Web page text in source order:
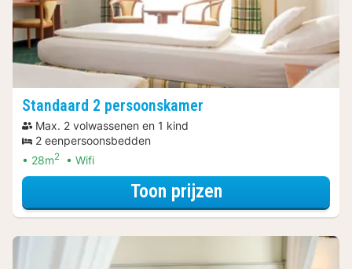
Standaard 2 persoonskamer
Max. 2 volwassenen en 1 kind
2 eenpersoonsbedden
28m2 Wifi
Toon prijzenvoor 3=2 Special